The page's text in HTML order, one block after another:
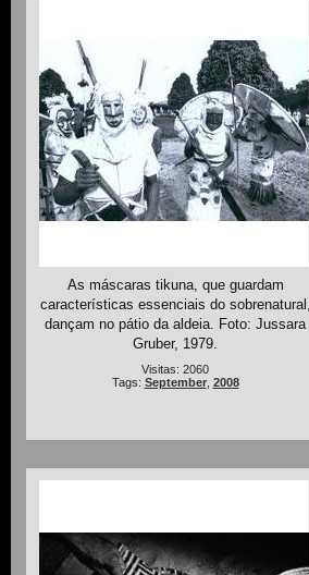
As máscaras tikuna, que guardam
características essenciais do sobrenatural,
dançam no pátio da aldeia. Foto: Jussara
Gruber, 1979.
Visitas: 2060
Tags: September, 2008